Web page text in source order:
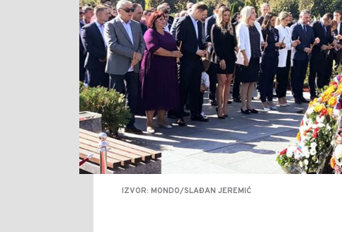
IZVOR: MONDO/SLAĐAN JEREMIĆ